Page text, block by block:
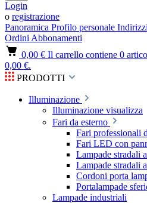
Login
o registrazione
Panoramica Profilo personale Indirizzi
Ordini Abbonamenti
0,00 € Il carrello contiene 0
0,00 €.
PRODOTTI
Illuminazione
Illuminazione visualizza
Fari da esterno
Fari professionali
Fari LED con
Lampade stradali
Lampade stradali
Cordoni porta
Portalampade
Lampade industriali